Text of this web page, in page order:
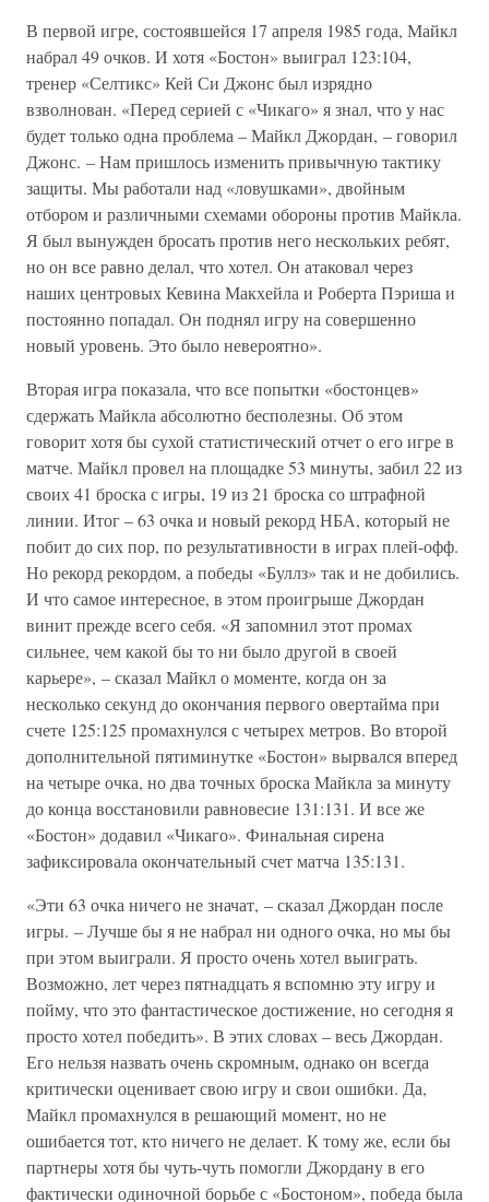
В первой игре, состоявшейся 17 апреля 1985 года, Майкл
набрал 49 очков. И хотя «Бостон» выиграл 123:104,
тренер «Селтикс» Кей Си Джонс был изрядно
взволнован. «Перед серией с «Чикаго» я знал, что у нас
будет только одна проблема – Майкл Джордан, – говорил
Джонс. – Нам пришлось изменить привычную тактику
защиты. Мы работали над «ловушками», двойным
отбором и различными схемами обороны против Майкла.
Я был вынужден бросать против него нескольких ребят,
но он все равно делал, что хотел. Он атаковал через
наших центровых Кевина Макхейла и Роберта Пэриша и
постоянно попадал. Он поднял игру на совершенно
новый уровень. Это было невероятно».
Вторая игра показала, что все попытки «бостонцев»
сдержать Майкла абсолютно бесполезны. Об этом
говорит хотя бы сухой статистический отчет о его игре в
матче. Майкл провел на площадке 53 минуты, забил 22 из
своих 41 броска с игры, 19 из 21 броска со штрафной
линии. Итог – 63 очка и новый рекорд НБА, который не
побит до сих пор, по результативности в играх плей-офф.
Но рекорд рекордом, а победы «Буллз» так и не добились.
И что самое интересное, в этом проигрыше Джордан
винит прежде всего себя. «Я запомнил этот промах
сильнее, чем какой бы то ни было другой в своей
карьере», – сказал Майкл о моменте, когда он за
несколько секунд до окончания первого овертайма при
счете 125:125 промахнулся с четырех метров. Во второй
дополнительной пятиминутке «Бостон» вырвался вперед
на четыре очка, но два точных броска Майкла за минуту
до конца восстановили равновесие 131:131. И все же
«Бостон» додавил «Чикаго». Финальная сирена
зафиксировала окончательный счет матча 135:131.
«Эти 63 очка ничего не значат, – сказал Джордан после
игры. – Лучше бы я не набрал ни одного очка, но мы бы
при этом выиграли. Я просто очень хотел выиграть.
Возможно, лет через пятнадцать я вспомню эту игру и
пойму, что это фантастическое достижение, но сегодня я
просто хотел победить». В этих словах – весь Джордан.
Его нельзя назвать очень скромным, однако он всегда
критически оценивает свою игру и свои ошибки. Да,
Майкл промахнулся в решающий момент, но не
ошибается тот, кто ничего не делает. К тому же, если бы
партнеры хотя бы чуть-чуть помогли Джордану в его
фактически одиночной борьбе с «Бостоном», победа была